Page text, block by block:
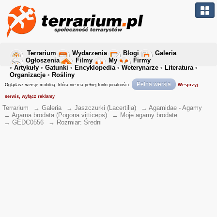
Terrarium Wydarzenia Blogi
Galeria
Ogłoszenia
Filmy My
Firmy
• Artykuły • Gatunki • Encyklopedia• Weterynarze • Literatura•
Organizacje • Rośliny
Oglądasz wersję mobilną, która nie ma pełnej funkcjonalności. Pełna wersja Wesprzyj
serwis, wyłącz reklamy
Terrarium → Galeria → Jaszczurki (Lacertilia) → Agamidae - Agamy
→ Agama brodata (Pogona vitticeps) → Moje agamy brodate
→ GEDC0556 → Rozmiar: Średni